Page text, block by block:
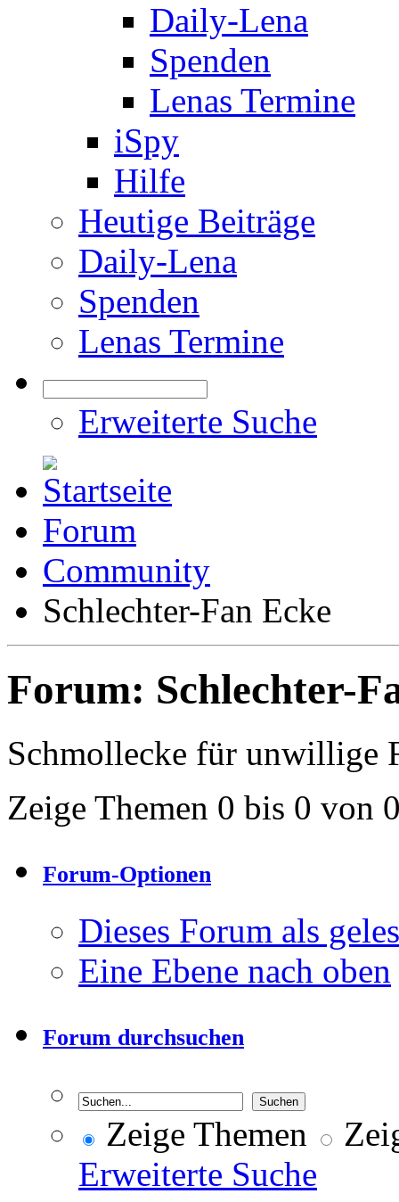
Daily-Lena
Spenden
Lenas Termine
iSpy
Hilfe
Heutige Beiträge
Daily-Lena
Spenden
Lenas Termine
Erweiterte Suche
Forum
Community
Schlechter-Fan Ecke
Forum: Schlechter-
Schmollecke für unwillige
Zeige Themen 0 bis 0 von
Forum-Optionen
Dieses Forum als
Eine Ebene nach oben
Forum durchsuchen
Zeige Themen
Erweiterte Suche